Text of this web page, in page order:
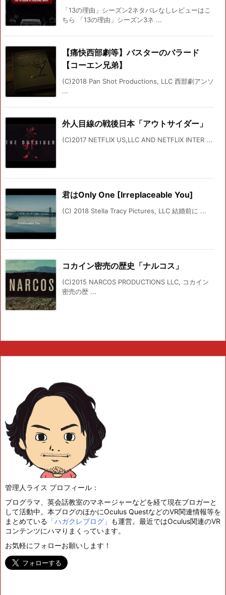
「13の理由」シーズン2ネタバレなしレビューはこ
ちら 「13の理由」シーズン3ネ ...
【痛快西部劇等】バスターのバラード
【コーエン兄弟】
(C)2018 Pan Shot Productions, LLC 西部劇アンソ
...
外人目線の戦後日本「アウトサイダー」
(C)2017 NETFLIX US,LLC AND NETFLIX INTER ...
君はOnly One [Irreplaceable You]
(C) 2018 Stella Tracy Pictures, LLC 結婚前に ...
コカイン密売の歴史「ナルコス」
(C)2015 NARCOS PRODUCTIONS LLC, コカイン
密売の歴 ...
管理人ライス プロフィール：
プログラマ、英会話教室のマネージャーなどを経て現在ブロガーと
して活動中。本ブログのほかにOculus QuestなどのVR関連情報等を
まとめている 「ハガクレブログ」 も運営。最近ではOculus関連のVR
コンテンツにハマりまくっています。
お気軽にフォローお願いします！